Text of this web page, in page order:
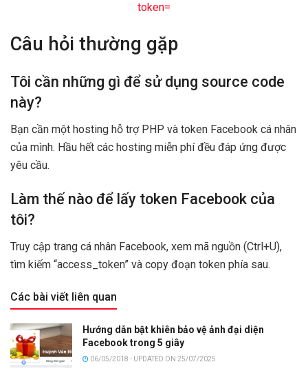
token=
Câu hỏi thường gặp
Tôi cần những gì để sử dụng source code
này?
Bạn cần một hosting hỗ trợ PHP và token Facebook cá nhân
của mình. Hầu hết các hosting miễn phí đều đáp ứng được
yêu cầu.
Làm thế nào để lấy token Facebook của
tôi?
Truy cập trang cá nhân Facebook, xem mã nguồn (Ctrl+U),
tìm kiếm “access_token” và copy đoạn token phía sau.
Các bài viết liên quan
Hướng dẫn bật khiên bảo vệ ảnh đại diện
Facebook trong 5 giây
06/05/2018 - UPDATED ON 25/07/2025